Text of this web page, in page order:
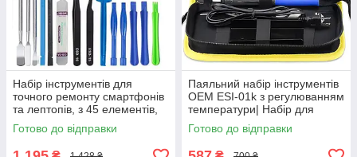
Набір інструментів для
точного ремонту смартфонів
та лептопів, з 45 елементів,
Bakeey RT-45 GoodPlace -
worry-free-shopping-
Готово до відправки
Паяльний набір інструментів
OEM ESI-01k з регулюванням
температури| Набір для
паяння з футляром та
аксесуарами, 60Вт
Готово до відправки